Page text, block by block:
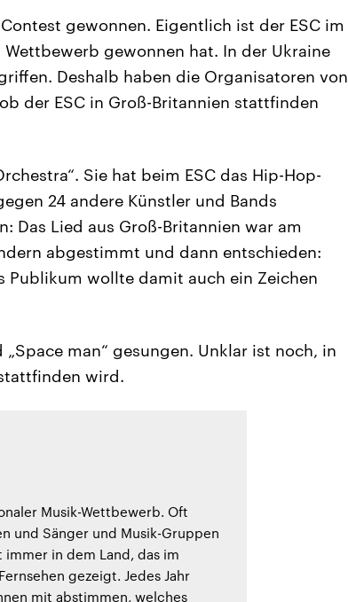
gewonnen. Eigentlich ist der ESC im
gewonnen hat. In der Ukraine
Deshalb haben die Organisatoren von
der ESC in Groß-Britannien stattfinden
Sie hat beim ESC das Hip-Hop-
24 andere Künstler und Bands
Das Lied aus Groß-Britannien war am
abgestimmt und dann entschieden:
Publikum wollte damit auch ein Zeichen
man“ gesungen. Unklar ist noch, in
wird.
Musik-Wettbewerb. Oft
und Sänger und Musik-Gruppen
immer in dem Land, das im
gezeigt. Jedes Jahr
mit abstimmen, welches